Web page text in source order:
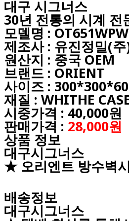
대구 시그너스
30년 전통의 시계 전
모델명 :
제조사 : 유진정밀(
원산지 : 중국 OEM
브랜드 : ORIENT
사이즈 :
재질 : WHITHE
시중가격 : 40,000원
판매가격 : 28,000원
상품 정보
대구시그너스
★ 오리엔트 방수벽
배송정보
대구시그너스